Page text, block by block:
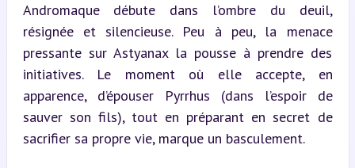
Andromaque débute dans l’ombre du deuil,
résignée et silencieuse. Peu à peu, la menace
pressante sur Astyanax la pousse à prendre des
initiatives. Le moment où elle accepte, en
apparence, d’épouser Pyrrhus (dans l’espoir de
sauver son fils), tout en préparant en secret de
sacrifier sa propre vie, marque un basculement.